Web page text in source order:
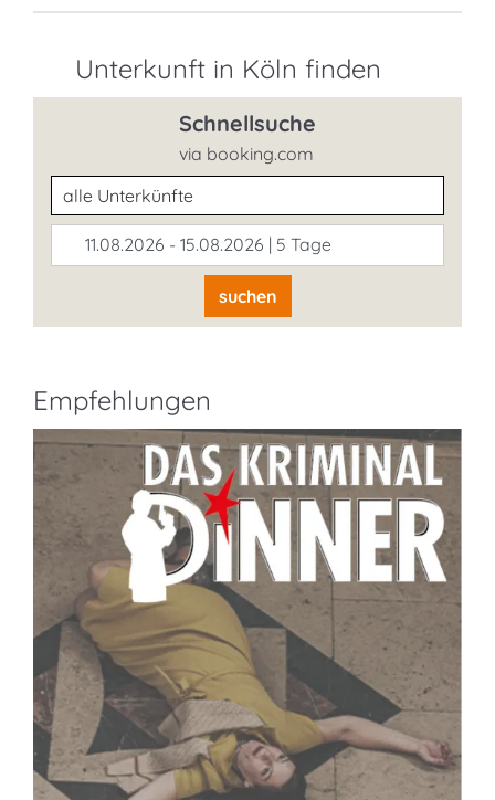
Unterkunft in Köln finden
Schnellsuche
via booking.com
Unterkunftsart
11.08.2026 - 15.08.2026 | 5 Tage
suchen
Empfehlungen